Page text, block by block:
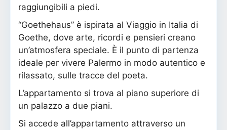
raggiungibili a piedi.
“Goethehaus” è ispirata al Viaggio in Italia di
Goethe, dove arte, ricordi e pensieri creano
un’atmosfera speciale. È il punto di partenza
ideale per vivere Palermo in modo autentico e
rilassato, sulle tracce del poeta.
L’appartamento si trova al piano superiore di
un palazzo a due piani.
Si accede all’appartamento attraverso un